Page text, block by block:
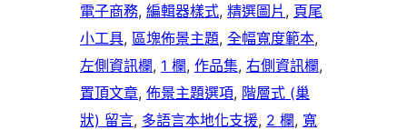
電子商務, 編輯器樣式, 精選圖片 , 頁尾
小工具, 區塊佈景主題, 全幅寬度範本
左側資訊欄, 1 欄, 作品集, 右側資訊欄
置頂文章, 佈景主題選項, 階層式 (巢
狀) 留言, 多語言本地化支援, 2 欄, 寬